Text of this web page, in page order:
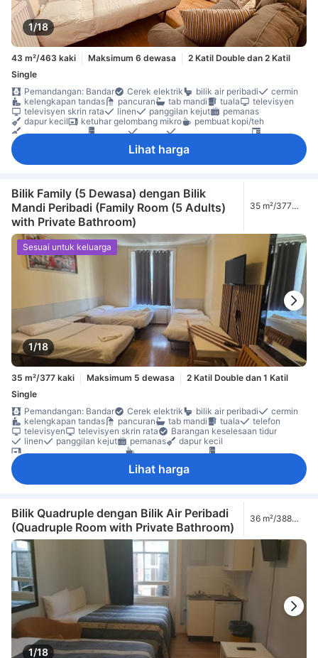
1/18
43 m²/463 kaki Maksimum 6 dewasa
2 Katil Double dan 2 Katil
Single
Pemandangan: Bandar
Cerek elektrik bilik air peribadi
cermin
kelengkapan tandas
pancuran tab mandi tuala
televisyen
televisyen skrin rata
linen panggilan kejut
pemanas
dapur kecil
ketuhar gelombang mikro
pembuat kopi/teh
Boleh diakses dengan tangga
Ciri-ciri keselamatan
Lihat harga
Bilik Family (5 Dewasa) dengan Bilik
Mandi Peribadi (Family Room (5 Adults)
with Private Bathroom)
35 m²/377
1/18
Sesuai untuk keluarga
35 m²/377 kaki Maksimum 5 dewasa
2 Katil Double dan 1 Katil
Single
Pemandangan: Bandar
Cerek elektrik bilik air peribadi
cermin
kelengkapan tandas
pancuran tab mandi tuala
telefon
televisyen
televisyen skrin rata
Barangan keselesaan tidur
linen
panggilan kejut pemanas
dapur kecil
Boleh diakses dengan tangga
Lihat harga
Bilik Quadruple dengan Bilik Air Peribadi
(Quadruple Room with Private Bathroom)
36 m²/388
1/18